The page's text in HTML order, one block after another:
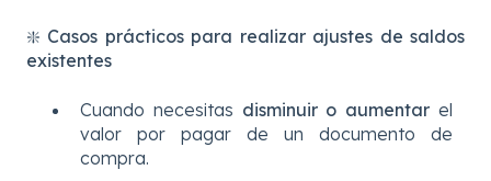
❇️ Casos prácticos para realizar ajustes de saldos
existentes
Cuando necesitas disminuir o aumentar el
valor por pagar de un documento de
compra.